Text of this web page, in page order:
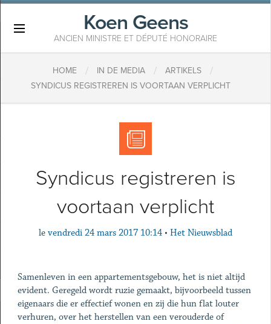
Koen Geens
ANCIEN MINISTRE ET DÉPUTÉ HONORAIRE
HOME / IN DE MEDIA / ARTIKELS /
SYNDICUS REGISTREREN IS VOORTAAN VERPLICHT
Syndicus registreren is
voortaan verplicht
le vendredi 24 mars 2017 10:14 • Het Nieuwsblad
Samenleven in een appartements­gebouw, het is niet altijd
evident. Geregeld wordt ruzie gemaakt, bijvoorbeeld tussen
eigenaars die er effectief wonen en zij die hun flat louter
verhuren, over het herstellen van een verouderde of